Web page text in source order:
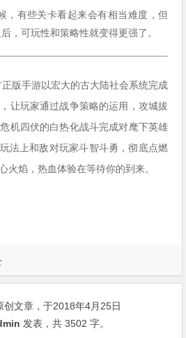
有些关卡看起来会有相当难度，但
，可玩性和策略性就变得更强了。
正版手游以宏大的古大陆社会系统完成
让玩家通过战争策略的运用，攻城拔
机四伏的白热化战斗完成对麾下英雄
法上和敌对玩家斗智斗勇，彻底点燃
火焰，热血体验在等待你的到来。
创文章，于2018年4月25日
发表，共 3502 字。